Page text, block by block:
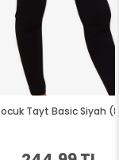
Basic Siyah (8 Yaş)